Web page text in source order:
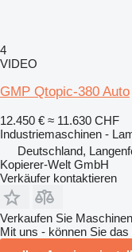
4
VIDEO
GMP Qtopic-380 Auto
12.450 € ≈ 11.630 CHF
Industriemaschinen -
Deutschland,
Kopierer-Welt GmbH
Verkäufer kontaktieren
Verkaufen Sie
Mit uns - können Sie das